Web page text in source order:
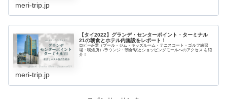
meri-trip.jp
【タイ2022】グランデ・センターポイント・ターミナル
21の朝食とホテル内施設をレポート！
ロビー/F階（プール・ジム・キッズルーム・テニスコート・ゴルフ練習
場・喫煙所）/ラウンジ・朝食/駅とショッピングモールへのアクセス を紹
介！
meri-trip.jp